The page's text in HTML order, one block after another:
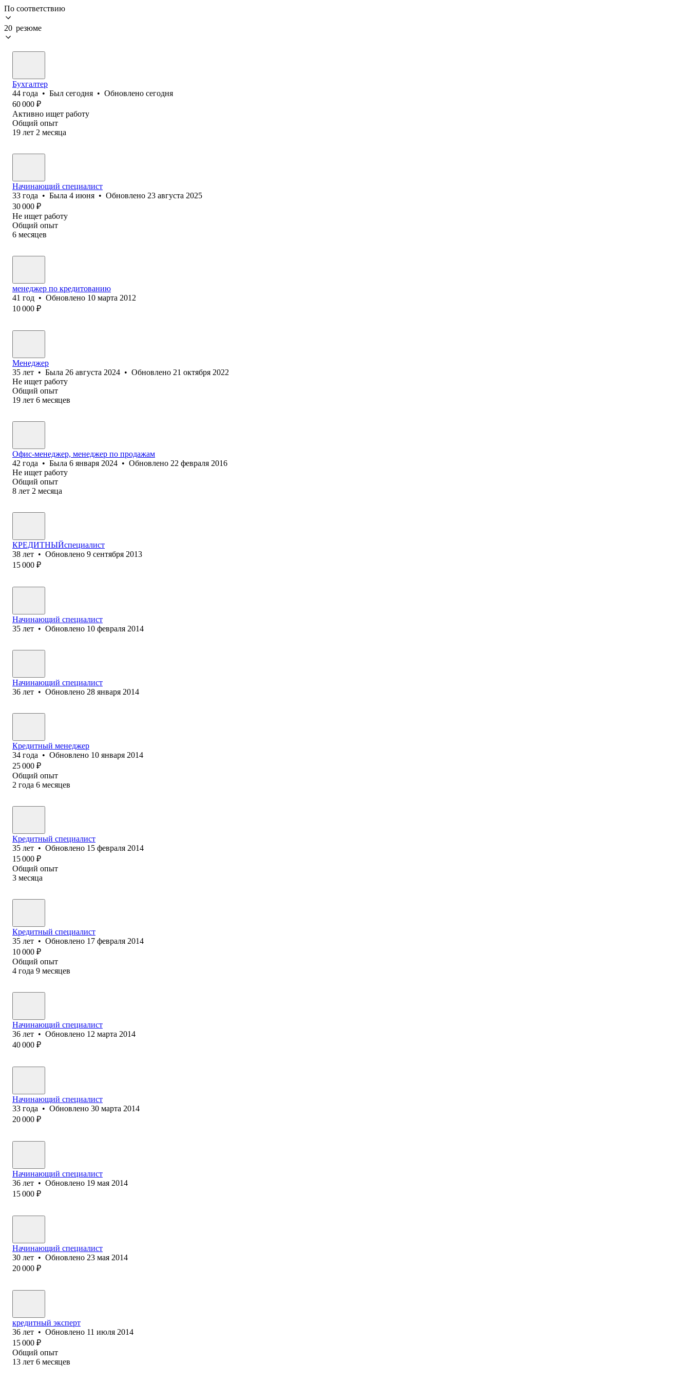
По соответствию
20 резюме
Бухгалтер
44 года • Был сегодня • Обновлено сегодня
60 000 ₽
Активно ищет работу
Общий опыт
19 лет 2 месяца
Начинающий специалист
33 года • Была 4 июня • Обновлено 23 августа 2025
30 000 ₽
Не ищет работу
Общий опыт
6 месяцев
менеджер по кредитованию
41 год • Обновлено 10 марта 2012
10 000 ₽
Менеджер
35 лет • Была 26 августа 2024 • Обновлено 21 октября 2022
Не ищет работу
Общий опыт
19 лет 6 месяцев
Офис-менеджер, менеджер по продажам
42 года • Была 6 января 2024 • Обновлено 22 февраля 2016
Не ищет работу
Общий опыт
8 лет 2 месяца
КРЕДИТНЫЙспециалист
38 лет • Обновлено 9 сентября 2013
15 000 ₽
Начинающий специалист
35 лет • Обновлено 10 февраля 2014
Начинающий специалист
36 лет • Обновлено 28 января 2014
Кредитный менеджер
34 года • Обновлено 10 января 2014
25 000 ₽
Общий опыт
2 года 6 месяцев
Кредитный специалист
35 лет • Обновлено 15 февраля 2014
15 000 ₽
Общий опыт
3 месяца
Кредитный специалист
35 лет • Обновлено 17 февраля 2014
10 000 ₽
Общий опыт
4 года 9 месяцев
Начинающий специалист
36 лет • Обновлено 12 марта 2014
40 000 ₽
Начинающий специалист
33 года • Обновлено 30 марта 2014
20 000 ₽
Начинающий специалист
36 лет • Обновлено 19 мая 2014
15 000 ₽
Начинающий специалист
30 лет • Обновлено 23 мая 2014
20 000 ₽
кредитный эксперт
36 лет • Обновлено 11 июля 2014
15 000 ₽
Общий опыт
13 лет 6 месяцев